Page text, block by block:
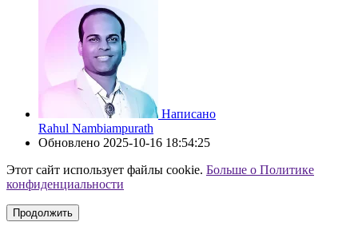
Написано
Rahul Nambiampurath
Обновлено 2025-10-16 18:54:25
Этот сайт использует файлы cookie. Больше о Политике
конфиденциальности
Продолжить